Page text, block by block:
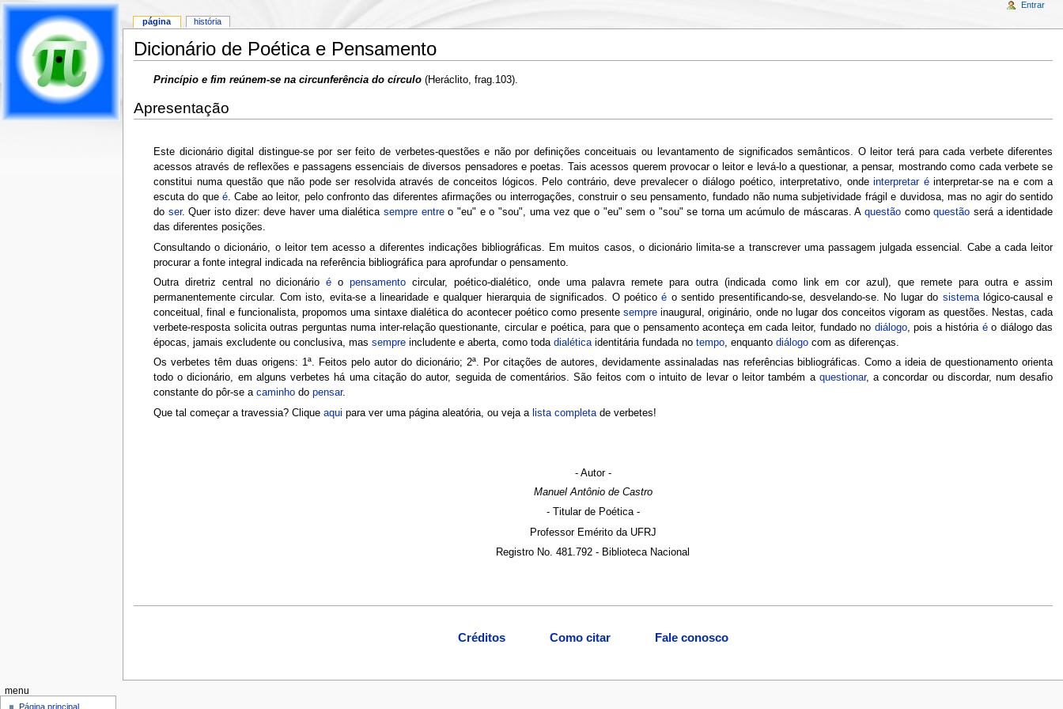
Dicionário de Poética e Pensamento
Princípio e fim reúnem-se na circunferência do círculo (Heráclito, frag.103).
Apresentação
Este dicionário digital distingue-se por ser feito de verbetes-questões e não por definições conceituais ou levantamento de significados semânticos. O leitor terá para cada verbete diferentes
acessos através de reflexões e passagens essenciais de diversos pensadores e poetas. Tais acessos querem provocar o leitor e levá-lo a questionar, a pensar, mostrando como cada verbete se
constitui numa questão que não pode ser resolvida através de conceitos lógicos. Pelo contrário, deve prevalecer o diálogo poético, interpretativo, ondeinterpretar éinterpretar-se na e com a
escuta do queé. Cabe ao leitor, pelo confronto das diferentes afirmações ou interrogações, construir o seu pensamento, fundado não numa subjetividade frágil e duvidosa, mas no agir do sentido
do ser. Quer isto dizer: deve haver uma dialéticasempre entreo "eu" e o "sou", uma vez que o "eu" sem o "sou" se torna um acúmulo de máscaras. A questãocomoquestão será a identidade
das diferentes posições.
Consultando o dicionário, o leitor tem acesso a diferentes indicações bibliográficas. Em muitos casos, o dicionário limita-se a transcrever uma passagem julgada essencial. Cabe a cada leitor
procurar a fonte integral indicada na referência bibliográfica para aprofundar o pensamento.
Outra diretriz central no dicionárioé opensamento circular, poético-dialético, onde uma palavra remete para outra (indicada como link em cor azul), que remete para outra e assim
permanentemente circular. Com isto, evita-se a linearidade e qualquer hierarquia de significados. O poéticoé o sentido presentificando-se, desvelando-se. No lugar do sistemalógico-causal e
conceitual, final e funcionalista, propomos uma sintaxe dialética do acontecer poético como presente sempreinaugural, originário, onde no lugar dos conceitos vigoram as questões. Nestas, cada
verbete-resposta solicita outras perguntas numa inter-relação questionante, circular e poética, para que o pensamento aconteça em cada leitor, fundado no diálogo, pois a história éo diálogo das
épocas, jamais excludente ou conclusiva, massempre includente e aberta, como todadialéticaidentitária fundada notempo, enquantodiálogo com as diferenças.
Os verbetes têm duas origens: 1ª. Feitos pelo autor do dicionário; 2ª. Por citações de autores, devidamente assinaladas nas referências bibliográficas. Como a ideia de questionamento orienta
todo o dicionário, em alguns verbetes há uma citação do autor, seguida de comentários. São feitos com o intuito de levar o leitor também a questionar, a concordar ou discordar, num desafio
constante do pôr-se acaminho dopensar.
Que tal começar a travessia? Cliqueaqui para ver uma página aleatória, ou veja a lista completade verbetes!
- Autor -
Manuel Antônio de Castro
- Titular de Poética -
Professor Emérito da UFRJ
Registro No. 481.792 - Biblioteca Nacional
Créditos Como citar Fale conosco
página história
Entrar
menu
Página principal